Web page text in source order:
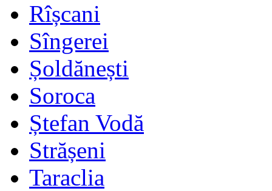
Rîșcani
Sîngerei
Șoldănești
Soroca
Ștefan Vodă
Strășeni
Taraclia